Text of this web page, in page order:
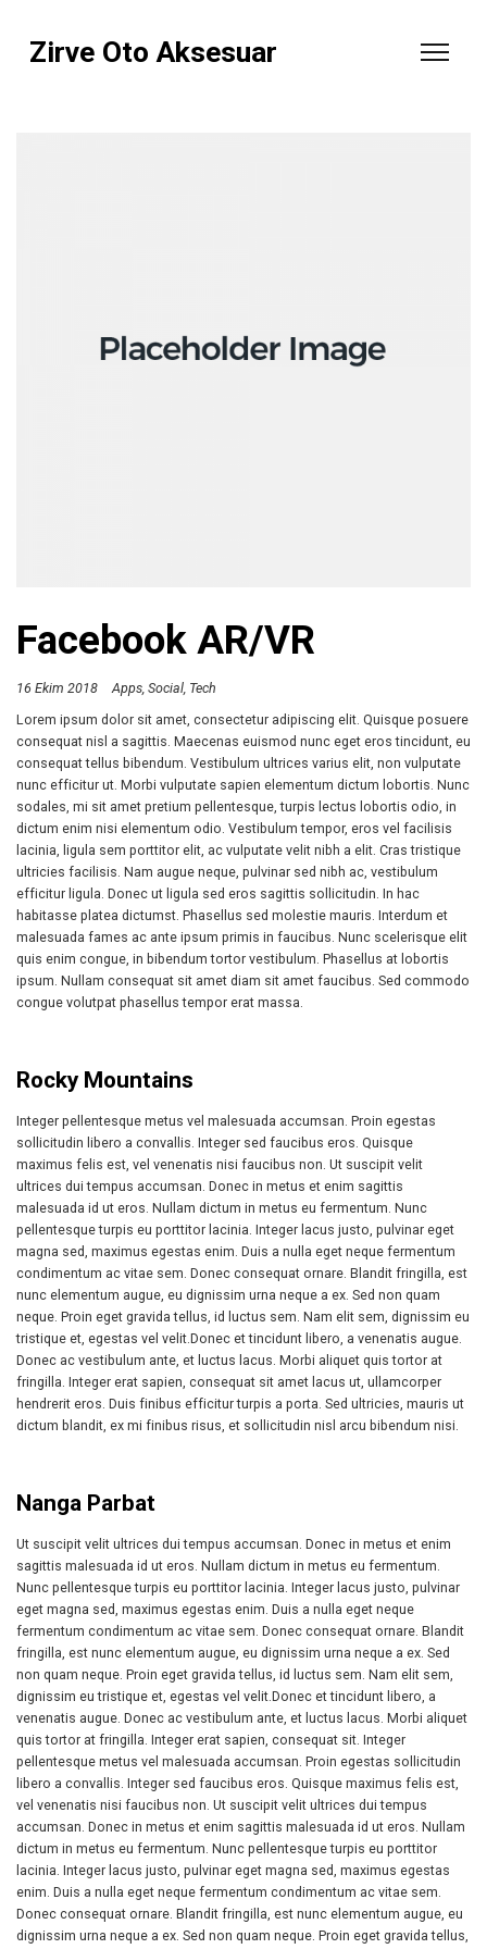
Zirve Oto Aksesuar
Facebook AR/VR
16 Ekim 2018 Apps Social Tech
Lorem ipsum dolor sit amet, consectetur adipiscing elit. Quisque posuere
consequat nisl a sagittis. Maecenas euismod nunc eget eros tincidunt, eu
consequat tellus bibendum. Vestibulum ultrices varius elit, non vulputate
nunc efficitur ut. Morbi vulputate sapien elementum dictum lobortis. Nunc
sodales, mi sit amet pretium pellentesque, turpis lectus lobortis odio, in
dictum enim nisi elementum odio. Vestibulum tempor, eros vel facilisis
lacinia, ligula sem porttitor elit, ac vulputate velit nibh a elit. Cras tristique
ultricies facilisis. Nam augue neque, pulvinar sed nibh ac, vestibulum
efficitur ligula. Donec ut ligula sed eros sagittis sollicitudin. In hac
habitasse platea dictumst. Phasellus sed molestie mauris. Interdum et
malesuada fames ac ante ipsum primis in faucibus. Nunc scelerisque elit
quis enim congue, in bibendum tortor vestibulum. Phasellus at lobortis
ipsum. Nullam consequat sit amet diam sit amet faucibus. Sed commodo
congue volutpat phasellus tempor erat massa.
Rocky Mountains
Integer pellentesque metus vel malesuada accumsan. Proin egestas
sollicitudin libero a convallis. Integer sed faucibus eros. Quisque
maximus felis est, vel venenatis nisi faucibus non. Ut suscipit velit
ultrices dui tempus accumsan. Donec in metus et enim sagittis
malesuada id ut eros. Nullam dictum in metus eu fermentum. Nunc
pellentesque turpis eu porttitor lacinia. Integer lacus justo, pulvinar eget
magna sed, maximus egestas enim. Duis a nulla eget neque fermentum
condimentum ac vitae sem. Donec consequat ornare. Blandit fringilla, est
nunc elementum augue, eu dignissim urna neque a ex. Sed non quam
neque. Proin eget gravida tellus, id luctus sem. Nam elit sem, dignissim eu
tristique et, egestas vel velit.Donec et tincidunt libero, a venenatis augue.
Donec ac vestibulum ante, et luctus lacus. Morbi aliquet quis tortor at
fringilla. Integer erat sapien, consequat sit amet lacus ut, ullamcorper
hendrerit eros. Duis finibus efficitur turpis a porta. Sed ultricies, mauris ut
dictum blandit, ex mi finibus risus, et sollicitudin nisl arcu bibendum nisi.
Nanga Parbat
Ut suscipit velit ultrices dui tempus accumsan. Donec in metus et enim
sagittis malesuada id ut eros. Nullam dictum in metus eu fermentum.
Nunc pellentesque turpis eu porttitor lacinia. Integer lacus justo, pulvinar
eget magna sed, maximus egestas enim. Duis a nulla eget neque
fermentum condimentum ac vitae sem. Donec consequat ornare. Blandit
fringilla, est nunc elementum augue, eu dignissim urna neque a ex. Sed
non quam neque. Proin eget gravida tellus, id luctus sem. Nam elit sem,
dignissim eu tristique et, egestas vel velit.Donec et tincidunt libero, a
venenatis augue. Donec ac vestibulum ante, et luctus lacus. Morbi aliquet
quis tortor at fringilla. Integer erat sapien, consequat sit. Integer
pellentesque metus vel malesuada accumsan. Proin egestas sollicitudin
libero a convallis. Integer sed faucibus eros. Quisque maximus felis est,
vel venenatis nisi faucibus non. Ut suscipit velit ultrices dui tempus
accumsan. Donec in metus et enim sagittis malesuada id ut eros. Nullam
dictum in metus eu fermentum. Nunc pellentesque turpis eu porttitor
lacinia. Integer lacus justo, pulvinar eget magna sed, maximus egestas
enim. Duis a nulla eget neque fermentum condimentum ac vitae sem.
Donec consequat ornare. Blandit fringilla, est nunc elementum augue, eu
dignissim urna neque a ex. Sed non quam neque. Proin eget gravida tellus,